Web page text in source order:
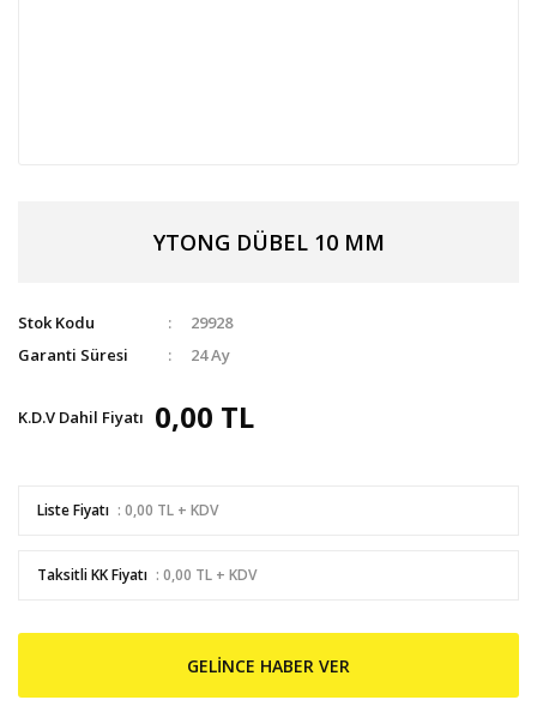
YTONG DÜBEL 10 MM
Stok Kodu
29928
Garanti Süresi
24 Ay
K.D.V Dahil Fiyatı 0,00 TL
Liste Fiyatı : 0,00 TL + KDV
Taksitli KK Fiyatı : 0,00 TL + KDV
GELİNCE HABER VER